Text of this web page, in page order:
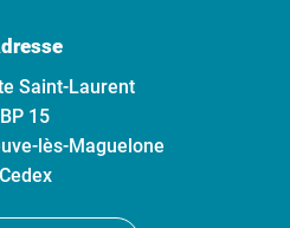
Saint-Laurent
BP 15
lès-Maguelone
Cedex